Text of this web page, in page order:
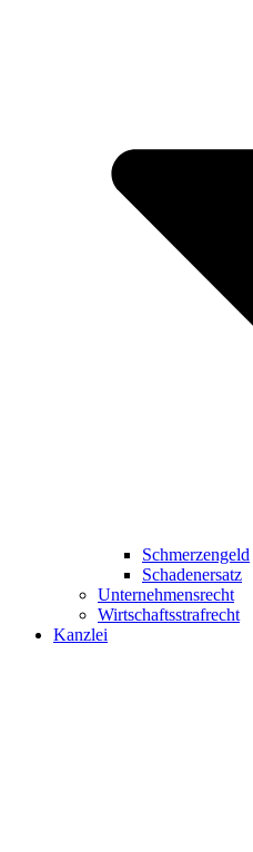
Schmerzengeld
Schadenersatz
Unternehmensrecht
Wirtschaftsstrafrecht
Kanzlei